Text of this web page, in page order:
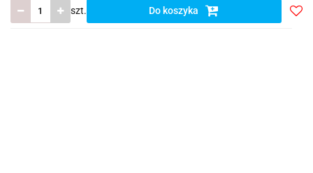
szt. Do koszyka